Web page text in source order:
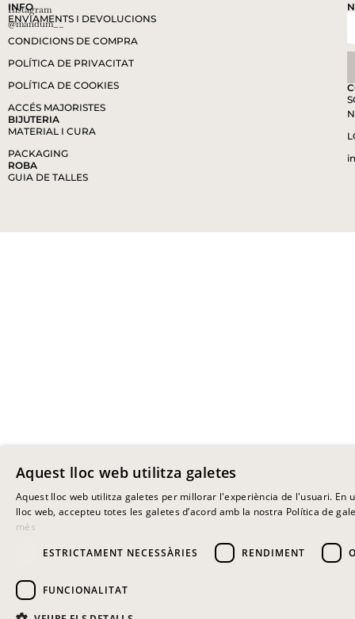
Instagram
@mandum__
INFO
ENVIAMENTS I DEVOLUCIONS
CONDICIONS DE COMPRA
POLÍTICA DE PRIVACITAT
POLÍTICA DE COOKIES
ACCÉS MAJORISTES
BIJUTERIA
MATERIAL I CURA
PACKAGING
ROBA
GUIA DE TALLES
Aquest lloc web utilitza galetes
Aquest lloc web utilitza galetes per millorar l'experiència de l'usuari. En
lloc web, accepteu totes les galetes d’acord amb la nostra Política de
més
ESTRICTAMENT NECESSÀRIES
RENDIMENT
FUNCIONALITAT